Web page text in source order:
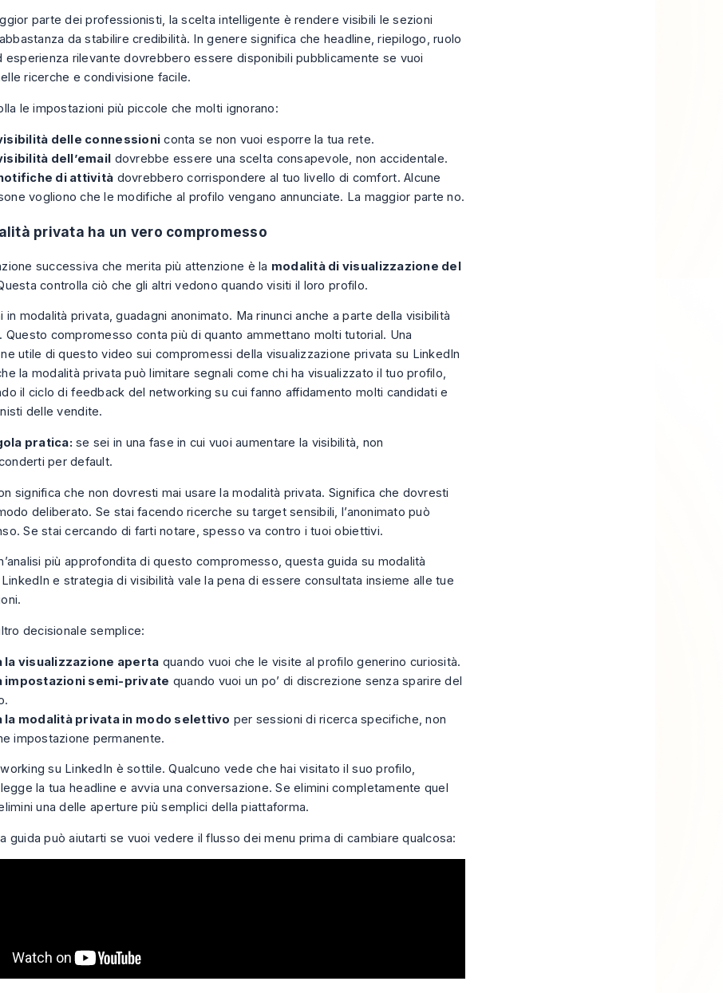
parte dei professionisti, la scelta intelligente è rendere visibili le sezioni
da stabilire credibilità. In genere significa che headline, riepilogo, ruolo
esperienza rilevante dovrebbero essere disponibili pubblicamente se vuoi
ricerche e condivisione facile.
le impostazioni più piccole che molti ignorano:
delle connessioni conta se non vuoi esporre la tua rete.
dell’email dovrebbe essere una scelta consapevole, non accidentale.
di attività dovrebbero corrispondere al tuo livello di comfort. Alcune
vogliono che le modifiche al profilo vengano annunciate. La maggior parte no.
privata ha un vero compromesso
successiva che merita più attenzione è la modalità di visualizzazione del
controlla ciò che gli altri vedono quando visiti il loro profilo.
in modalità privata, guadagni anonimato. Ma rinunci anche a parte della visibilità
Questo compromesso conta più di quanto ammettano molti tutorial. Una
utile diquesto video sui compromessi della visualizzazione privata su LinkedIn
la modalità privata può limitare segnali come chi ha visualizzato il tuo profilo,
il ciclo di feedback del networking su cui fanno affidamento molti candidati e
delle vendite.
pratica: se sei in una fase in cui vuoi aumentare la visibilità, non
per default.
significa che non dovresti mai usare la modalità privata. Significa che dovresti
deliberato. Se stai facendo ricerche su target sensibili, l’anonimato può
Se stai cercando di farti notare, spesso va contro i tuoi obiettivi.
più approfondita di questo compromesso, questa guida su modalità
e strategia di visibilità vale la pena di essere consultata insieme alle tue
decisionale semplice:
la visualizzazione aperta quando vuoi che le visite al profilo generino curiosità.
impostazioni semi-private quando vuoi un po’ di discrezione senza sparire del
la modalità privata in modo selettivo per sessioni di ricerca specifiche, non
impostazione permanente.
su LinkedIn è sottile. Qualcuno vede che hai visitato il suo profilo,
la tua headline e avvia una conversazione. Se elimini completamente quel
una delle aperture più semplici della piattaforma.
guida può aiutarti se vuoi vedere il flusso dei menu prima di cambiare qualcosa: